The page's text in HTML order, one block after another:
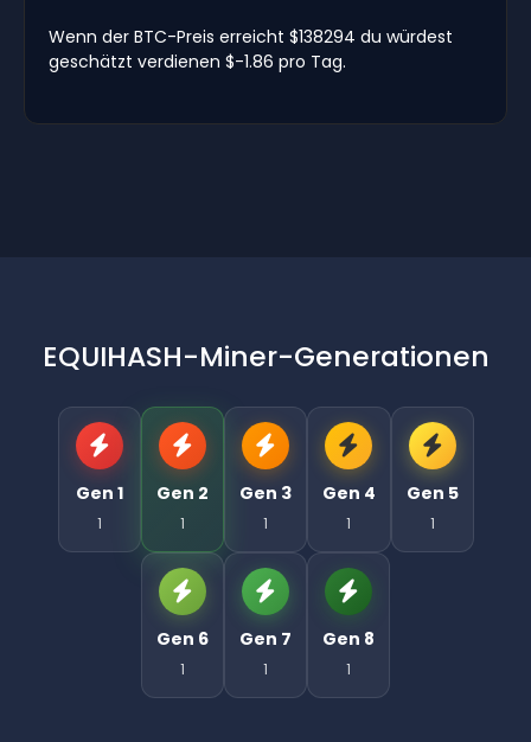
Wenn der BTC-Preis erreicht $138294 du würdest
geschätzt verdienen $-1.86 pro Tag.
EQUIHASH-Miner-Generationen
Gen 1
1
Gen 2
1
Gen 3
1
Gen 4
1
Gen 5
1
Gen 6
1
Gen 7
1
Gen 8
1